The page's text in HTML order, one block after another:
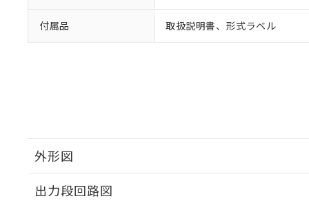
付属品 取扱説明書、形式ラベル
外形図
出力段回路図